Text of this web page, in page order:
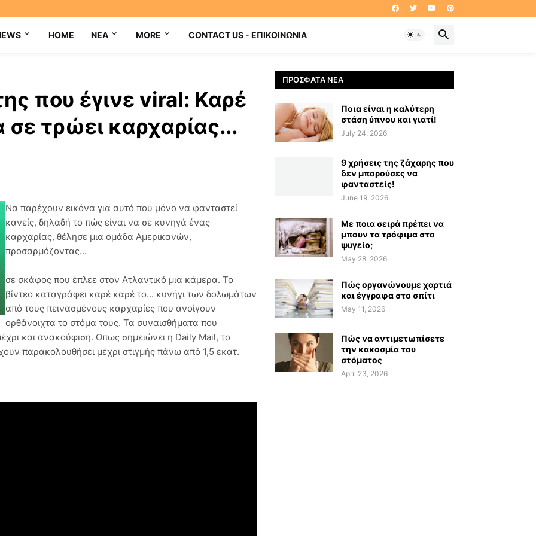
HOME NEA MORE CONTACT US - ΕΠΙΚΟΙΝΩΝΊΑ
που έγινε viral: Καρέ
σε τρώει καρχαρίας...
Nα παρέχουν εικόνα για αυτό που μόνο να φανταστεί
κανείς, δηλαδή το πώς είναι να σε κυνηγά ένας
καρχαρίας, θέλησε μια ομάδα Αμερικανών,
προσαρμόζοντας...
σε σκάφος που έπλεε στον Ατλαντικό μια κάμερα. Το
βίντεο καταγράφει καρέ καρέ το... κυνήγι των δολωμάτων
από τους πεινασμένους καρχαρίες που ανοίγουν
ορθάνοιχτα το στόμα τους. Τα συναισθήματα που
και ανακούφιση. Οπως σημειώνει η Daily Mail, το
παρακολουθήσει μέχρι στιγμής πάνω από 1,5 εκατ.
ΠΡΌΣΦΑΤΑ ΝΈΑ
Ποια είναι η καλύτερη
στάση ύπνου και γιατί!
July 24, 2026
9 χρήσεις της ζάχαρης που
δεν μπορούσες να
φανταστείς!
June 19, 2026
Με ποια σειρά πρέπει να
μπουν τα τρόφιμα στο
ψυγείο;
May 28, 2026
Πώς οργανώνουμε χαρτιά
και έγγραφα στο σπίτι
May 11, 2026
Πώς να αντιμετωπίσετε
την κακοσμία του
στόματος
April 23, 2026